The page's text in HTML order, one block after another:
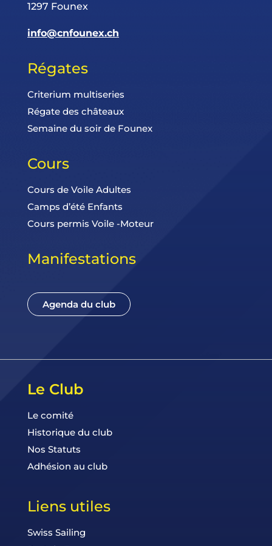
1297 Founex
info@cnfounex.ch
Régates
Criterium multiseries
Régate des châteaux
Semaine du soir de Founex
Cours
Cours de Voile Adultes
Camps d’été Enfants
Cours permis Voile -Moteur
Manifestations
Agenda du club
Le Club
Le comité
Historique du club
Nos Statuts
Adhésion au club
Liens utiles
Swiss Sailing